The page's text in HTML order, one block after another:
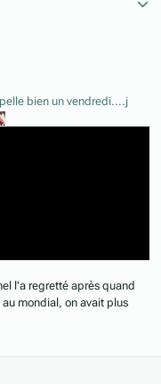
bien un vendredi....j
l'a regretté après quand
mondial, on avait plus